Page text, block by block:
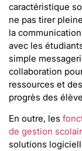
caractéristique
ne pas tirer
la
avec les
simple
collaboration
ressources et
progrès des
En outre, les
de gestion
solutions